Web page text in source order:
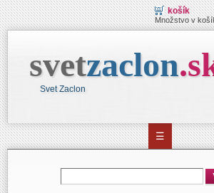
košík
Množstvo v
svetzaclon.
Svet Zaclon
☰